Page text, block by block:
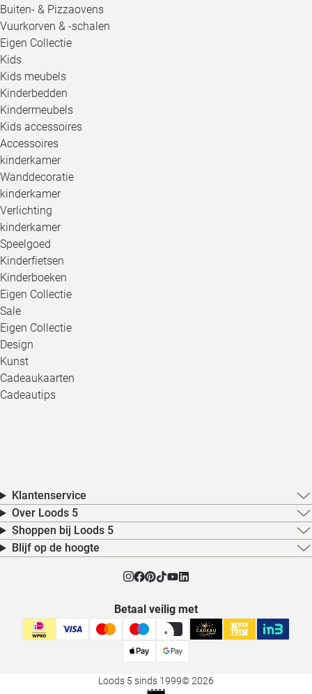
Buiten- & Pizzaovens
Vuurkorven & -schalen
Eigen Collectie
Kids
Kids meubels
Kinderbedden
Kindermeubels
Kids accessoires
Accessoires
kinderkamer
Wanddecoratie
kinderkamer
Verlichting
kinderkamer
Speelgoed
Kinderfietsen
Kinderboeken
Eigen Collectie
Sale
Eigen Collectie
Design
Kunst
Cadeaukaarten
Cadeautips
Klantenservice
Over Loods 5
Shoppen bij Loods 5
Blijf op de hoogte
Betaal veilig met
Loods 5 sinds 1999© 2026